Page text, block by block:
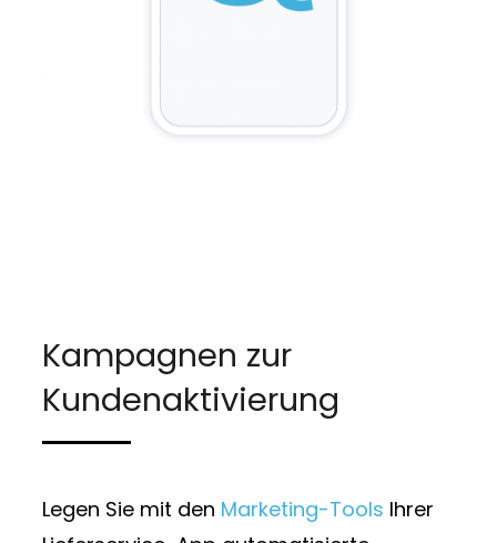
Kampagnen zur
Kundenaktivierung
Legen Sie mit den Marketing-Tools Ihrer